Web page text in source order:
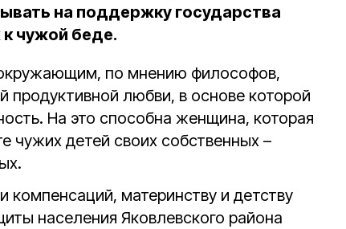
на поддержку государства
чужой беде.
по мнению философов,
продуктивной любви, в основе которой
На это способна женщина, которая
чужих детей своих собственных –
компенсаций, материнству и детству
населения Яковлевского района